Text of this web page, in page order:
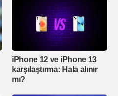
iPhone 12 ve iPhone 13
karşılaştırma: Hala alınır
mı?